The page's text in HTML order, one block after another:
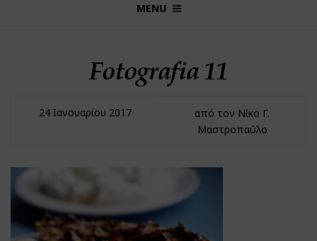
MENU
Fotografia 11
24 Ιανουαρίου 2017
από τον Νίκο Γ.
Μαστροπαύλο